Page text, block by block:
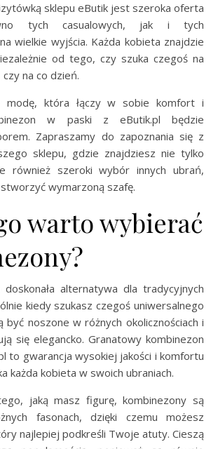
sklepu eButik jest szeroka oferta
tych casualowych, jak i tych
wielkie wyjścia. Każda kobieta znajdzie
od tego, czy szuka czegoś na
na co dzień.
modę, która łączy w sobie komfort i
w paski z eButik.pl będzie
Zapraszamy do zapoznania się z
sklepu, gdzie znajdziesz nie tylko
również szeroki wybór innych ubrań,
wymarzoną szafę.
warto wybierać
alternatywa dla tradycyjnych
kiedy szukasz czegoś uniwersalnego
być noszone w różnych okolicznościach i
się elegancko. Granatowy kombinezon
to gwarancja wysokiej jakości i komfortu
każda kobieta w swoich ubraniach.
jaką masz figurę, kombinezony są
fasonach, dzięki czemu możesz
najlepiej podkreśli Twoje atuty. Cieszą